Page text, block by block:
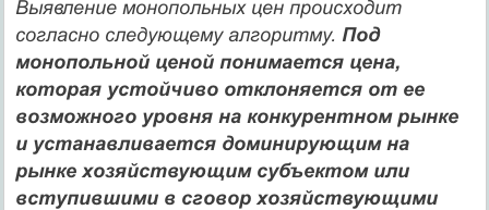
Выявление монопольных цен происходит
согласно сле­дующему алгоритму. Под
монопольной ценой понимает­ся цена,
которая устойчиво отклоняется от ее
возможного уровня на конкурентном рынке
и устанавливается домини­рующим на
рынке хозяйствующим субъектом или
вступив­шими в сговор хозяйствующими